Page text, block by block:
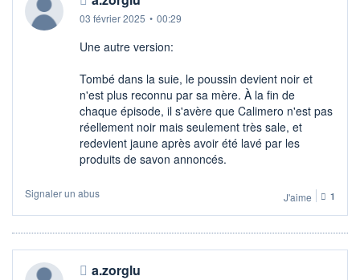
03 février 2025 • 00:29
Une autre version:
Tombé dans la suie, le poussin devient noir et
n'est plus reconnu par sa mère. À la fin de
chaque épisode, il s'avère que Calimero n'est pas
réellement noir mais seulement très sale, et
redevient jaune après avoir été lavé par les
produits de savon annoncés.
Signaler un abus J'aime 1
a.zorglu